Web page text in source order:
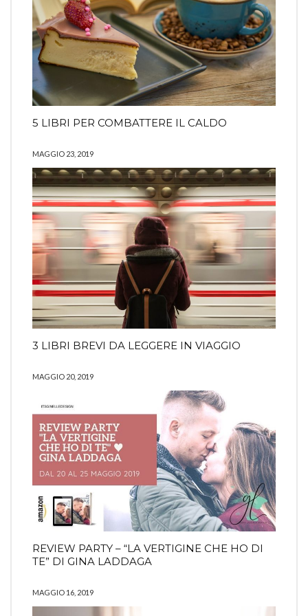
5 LIBRI PER COMBATTERE IL CALDO
MAGGIO 23, 2019
3 LIBRI BREVI DA LEGGERE IN VIAGGIO
MAGGIO 20, 2019
REVIEW PARTY – “LA VERTIGINE CHE HO DI
TE” DI GINA LADDAGA
MAGGIO 16, 2019